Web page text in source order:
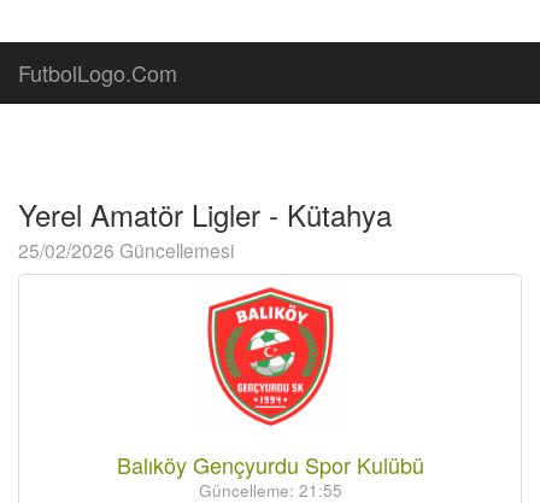
FutbolLogo.Com
Yerel Amatör Ligler - Kütahya
25/02/2026 Güncellemesi
Balıköy Gençyurdu Spor Kulübü
Güncelleme: 21:55